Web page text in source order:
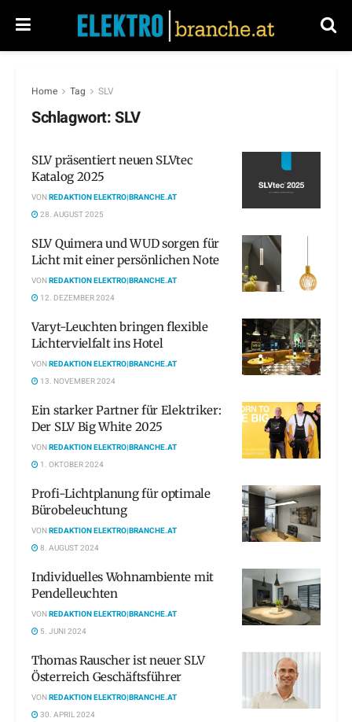
Home Tag SLV
Schlagwort:SLV
SLV präsentiert neuen SLVtec
Katalog 2025
VONREDAKTION ELEKTRO|BRANCHE.AT
28. AUGUST 2025
SLV Quimera und WUD sorgen für
Licht mit einer persönlichen Note
VONREDAKTION ELEKTRO|BRANCHE.AT
12. DEZEMBER 2024
Varyt-Leuchten bringen flexible
Lichtervielfalt ins Hotel
VONREDAKTION ELEKTRO|BRANCHE.AT
13. NOVEMBER 2024
Ein starker Partner für Elektriker:
Der SLV Big White 2025
VONREDAKTION ELEKTRO|BRANCHE.AT
1. OKTOBER 2024
Profi-Lichtplanung für optimale
Bürobeleuchtung
VONREDAKTION ELEKTRO|BRANCHE.AT
8. AUGUST 2024
Individuelles Wohnambiente mit
Pendelleuchten
VONREDAKTION ELEKTRO|BRANCHE.AT
5. JUNI 2024
Thomas Rauscher ist neuer SLV
Österreich Geschäftsführer
VONREDAKTION ELEKTRO|BRANCHE.AT
30. APRIL 2024